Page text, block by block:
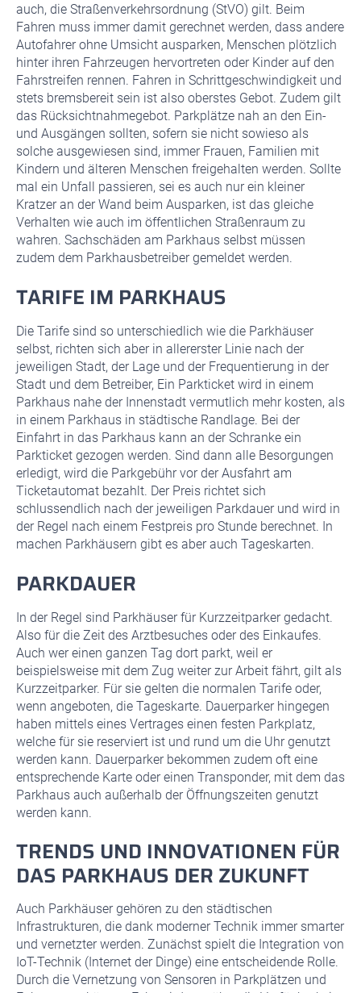
auch, die Straßenverkehrsordnung (StVO) gilt. Beim
Fahren muss immer damit gerechnet werden, dass andere
Autofahrer ohne Umsicht ausparken, Menschen plötzlich
hinter ihren Fahrzeugen hervortreten oder Kinder auf den
Fahrstreifen rennen. Fahren in Schrittgeschwindigkeit und
stets bremsbereit sein ist also oberstes Gebot. Zudem gilt
das Rücksichtnahmegebot. Parkplätze nah an den Ein-
und Ausgängen sollten, sofern sie nicht sowieso als
solche ausgewiesen sind, immer Frauen, Familien mit
Kindern und älteren Menschen freigehalten werden. Sollte
mal ein Unfall passieren, sei es auch nur ein kleiner
Kratzer an der Wand beim Ausparken, ist das gleiche
Verhalten wie auch im öffentlichen Straßenraum zu
wahren. Sachschäden am Parkhaus selbst müssen
zudem dem Parkhausbetreiber gemeldet werden.
TARIFE IM PARKHAUS
Die Tarife sind so unterschiedlich wie die Parkhäuser
selbst, richten sich aber in allererster Linie nach der
jeweiligen Stadt, der Lage und der Frequentierung in der
Stadt und dem Betreiber, Ein Parkticket wird in einem
Parkhaus nahe der Innenstadt vermutlich mehr kosten, als
in einem Parkhaus in städtische Randlage. Bei der
Einfahrt in das Parkhaus kann an der Schranke ein
Parkticket gezogen werden. Sind dann alle Besorgungen
erledigt, wird die Parkgebühr vor der Ausfahrt am
Ticketautomat bezahlt. Der Preis richtet sich
schlussendlich nach der jeweiligen Parkdauer und wird in
der Regel nach einem Festpreis pro Stunde berechnet. In
machen Parkhäusern gibt es aber auch Tageskarten.
PARKDAUER
In der Regel sind Parkhäuser für Kurzzeitparker gedacht.
Also für die Zeit des Arztbesuches oder des Einkaufes.
Auch wer einen ganzen Tag dort parkt, weil er
beispielsweise mit dem Zug weiter zur Arbeit fährt, gilt als
Kurzzeitparker. Für sie gelten die normalen Tarife oder,
wenn angeboten, die Tageskarte. Dauerparker hingegen
haben mittels eines Vertrages einen festen Parkplatz,
welche für sie reserviert ist und rund um die Uhr genutzt
werden kann. Dauerparker bekommen zudem oft eine
entsprechende Karte oder einen Transponder, mit dem das
Parkhaus auch außerhalb der Öffnungszeiten genutzt
werden kann.
TRENDS UND INNOVATIONEN FÜR
DAS PARKHAUS DER ZUKUNFT
Auch Parkhäuser gehören zu den städtischen
Infrastrukturen, die dank moderner Technik immer smarter
und vernetzter werden. Zunächst spielt die Integration von
IoT-Technik (Internet der Dinge) eine entscheidende Rolle.
Durch die Vernetzung von Sensoren in Parkplätzen und